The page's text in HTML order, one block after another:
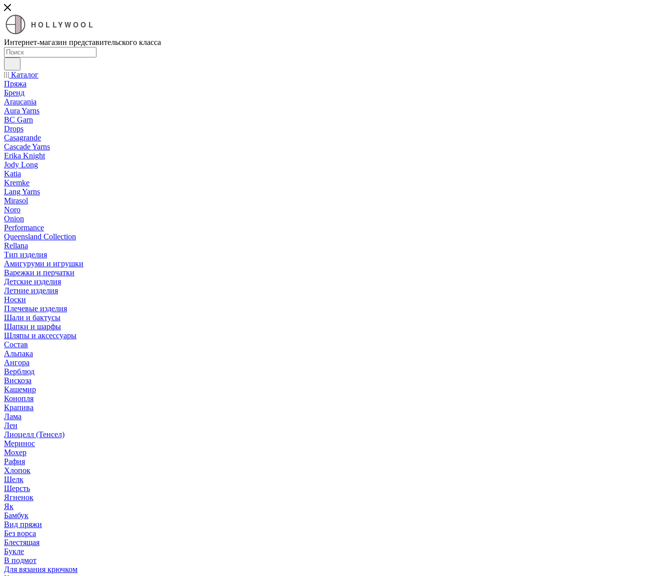
HOLLYWOOL
Интернет-магазин представительского класса
Каталог
Пряжа
Бренд
Araucania
Aura Yarns
BC Garn
Drops
Casagrande
Cascade Yarns
Erika Knight
Jody Long
Katia
Kremke
Lang Yarns
Mirasol
Noro
Onion
Performance
Queensland Collection
Rellana
Тип изделия
Амигуруми и игрушки
Варежки и перчатки
Детские изделия
Летние изделия
Носки
Плечевые изделия
Шали и бактусы
Шапки и шарфы
Шляпы и аксессуары
Состав
Альпака
Ангора
Верблюд
Вискоза
Кашемир
Конопля
Крапива
Лама
Лен
Лиоцелл (Тенсел)
Меринос
Мохер
Рафия
Хлопок
Шелк
Шерсть
Ягненок
Як
Бамбук
Вид пряжи
Без ворса
Блестящая
Букле
В подмот
Для вязания крючком